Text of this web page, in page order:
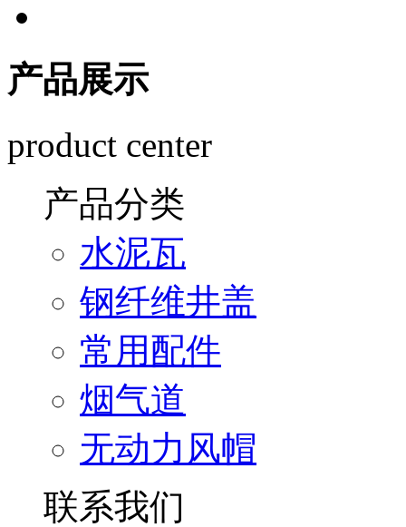
产品展示
product center
产品分类
水泥瓦
钢纤维井盖
常用配件
烟气道
无动力风帽
联系我们